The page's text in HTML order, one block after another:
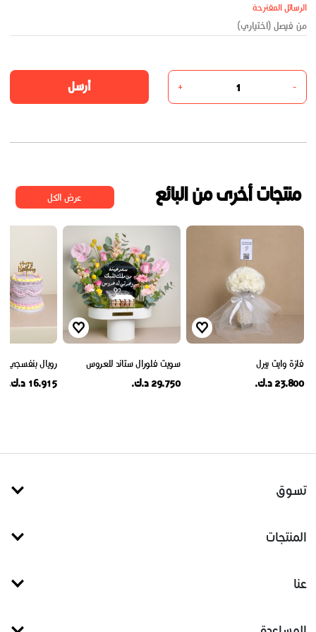
الرسائل المقترحة
-
+ أرسل
منتجات أخرى من البائع عرض الكل
فازة وايت بيرل
23.800 د.ك.
سويت فلورال ستاند للعروس
29.750 د.ك.
رويال بنفسجي
16.915 د.ك.
تسوق
المنتجات
عنا